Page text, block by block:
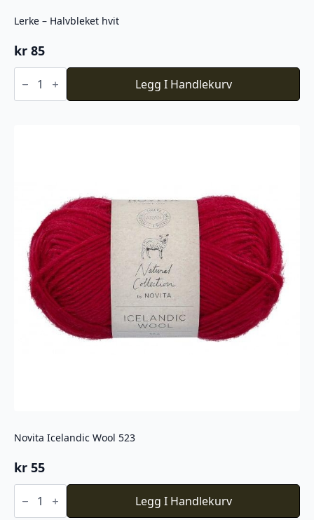
Lerke – Halvbleket hvit
kr 85
Lerke
Halvbleket
hvit
Legg I Handlekurv
Novita Icelandic Wool 523
kr 55
Novita
Icelandic Legg I Handlekurv